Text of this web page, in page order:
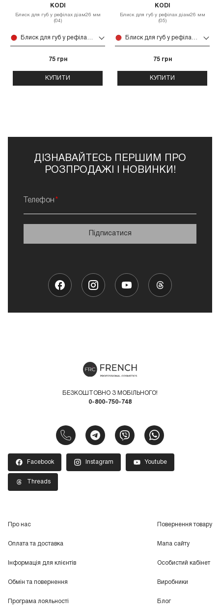
KODI
Блиск для губ у рефілах діам26 мм
(04)
Блиск для губ у рефілах діам26 мм (04)
75 грн
КУПИТИ
KODI
Блиск для губ у рефілах діам26 мм
(05)
Блиск для губ у рефілах діам26 мм (05)
75 грн
КУПИТИ
ДІЗНАВАЙТЕСЬ ПЕРШИМ ПРО
РОЗПРОДАЖІ І НОВИНКИ!
Телефон
Підписатися
БЕЗКОШТОВНО З МОБІЛЬНОГО!
0-800-750-748
Facebook Instagram Youtube
Threads
Про нас
Оплата та доставка
Інформація для клієнтів
Обмін та повернення
Програма лояльності
Повернення товару
Мапа сайту
Особистий кабінет
Виробники
Блог